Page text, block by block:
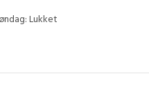
Lukket